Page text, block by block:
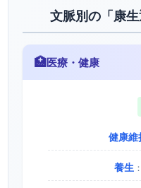
文脈別の「康
🏥医療・健康
健康維
養生